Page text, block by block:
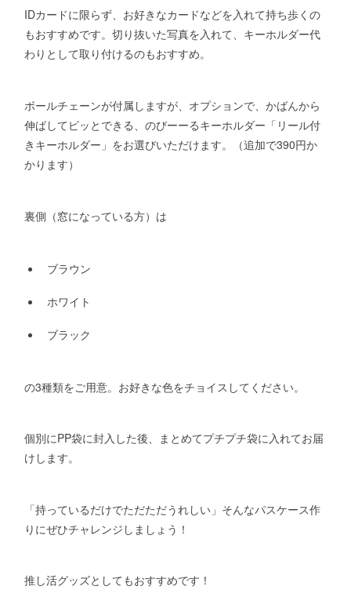
IDカードに限らず、お好きなカードなどを入れて持ち歩くの
もおすすめです。切り抜いた写真を入れて、キーホルダー代
わりとして取り付けるのもおすすめ。
ボールチェーンが付属しますが、オプションで、かばんから
伸ばしてピッとできる、のびーーるキーホルダー「リール付
きキーホルダー」をお選びいただけます。（追加で390円か
かります）
裏側（窓になっている方）は
ブラウン
ホワイト
ブラック
の3種類をご用意。お好きな色をチョイスしてください。
個別にPP袋に封入した後、まとめてプチプチ袋に入れてお届
けします。
「持っているだけでただただうれしい」そんなパスケース作
りにぜひチャレンジしましょう！
推し活グッズとしてもおすすめです！